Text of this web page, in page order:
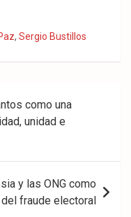
, Sergio Bustillos
como una
unidad e
y las ONG como
fraude electoral